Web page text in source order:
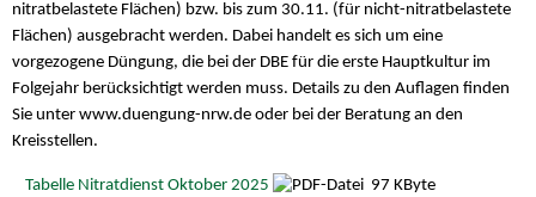
nitratbelastete Flächen) bzw. bis zum 30.11. (für nicht-nitratbelastete
Flächen) ausgebracht werden. Dabei handelt es sich um eine
vorgezogene Düngung, die bei der DBE für die erste Hauptkultur im
Folgejahr berücksichtigt werden muss. Details zu den Auflagen finden
Sie unter www.duengung-nrw.de oder bei der Beratung an den
Kreisstellen.
Tabelle Nitratdienst Oktober 2025 97 KByte